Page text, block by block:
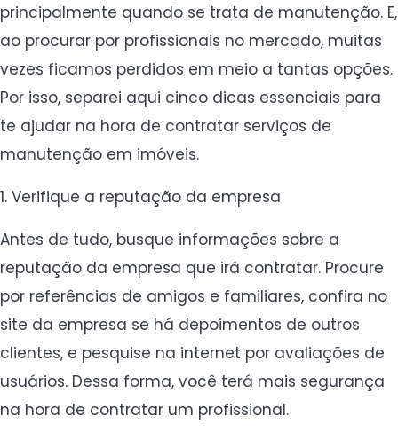
principalmente quando se trata de manutenção. E,
ao procurar por profissionais no mercado, muitas
vezes ficamos perdidos em meio a tantas opções.
Por isso, separei aqui cinco dicas essenciais para
te ajudar na hora de contratar serviços de
manutenção em imóveis.
1. Verifique a reputação da empresa
Antes de tudo, busque informações sobre a
reputação da empresa que irá contratar. Procure
por referências de amigos e familiares, confira no
site da empresa se há depoimentos de outros
clientes, e pesquise na internet por avaliações de
usuários. Dessa forma, você terá mais segurança
na hora de contratar um profissional.